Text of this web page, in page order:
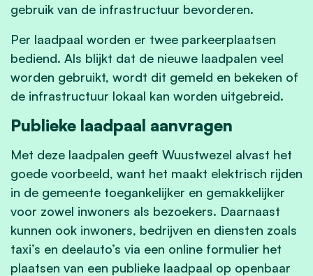
gebruik van de infrastructuur bevorderen.
Per laadpaal worden er twee parkeerplaatsen
bediend. Als blijkt dat de nieuwe laadpalen veel
worden gebruikt, wordt dit gemeld en bekeken of
de infrastructuur lokaal kan worden uitgebreid.
Publieke laadpaal aanvragen
Met deze laadpalen geeft Wuustwezel alvast het
goede voorbeeld, want het maakt elektrisch rijden
in de gemeente toegankelijker en gemakkelijker
voor zowel inwoners als bezoekers. Daarnaast
kunnen ook inwoners, bedrijven en diensten zoals
taxi’s en deelauto’s via een online formulier het
plaatsen van een publieke laadpaal op openbaar